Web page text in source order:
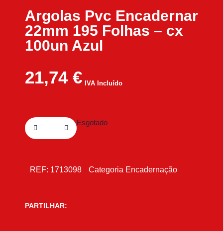
Argolas Pvc Encadernar
22mm 195 Folhas – cx
100un Azul
21,74 € IVA Incluído
Esgotado
REF: 1713098 Categoria Encadernação
PARTILHAR: